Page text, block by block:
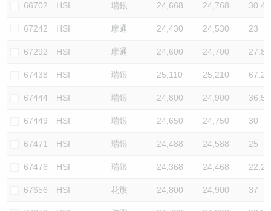
66702 HSI 瑞銀 24,668 24,768 30.4
67242 HSI 摩通 24,430 24,530 23
67292 HSI 摩通 24,600 24,700 27.8
67438 HSI 瑞銀 25,110 25,210 67.2
67444 HSI 瑞銀 24,800 24,900 36.5
67449 HSI 瑞銀 24,650 24,750 30
67471 HSI 瑞銀 24,488 24,588 25
67476 HSI 瑞銀 24,368 24,468 22.2
67656 HSI 花旗 24,800 24,900 37